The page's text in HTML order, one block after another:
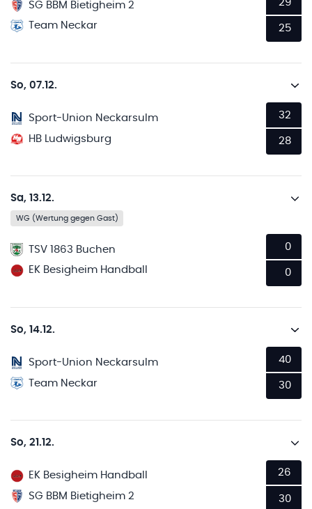
SG BBM Bietigheim 2
Team Neckar
29
25
So, 07.12.
Sport-Union Neckarsulm
HB Ludwigsburg
32
28
Sa, 13.12.
WG (Wertung gegen Gast)
TSV 1863 Buchen
EK Besigheim Handball
0
0
So, 14.12.
Sport-Union Neckarsulm
Team Neckar
40
30
So, 21.12.
EK Besigheim Handball
SG BBM Bietigheim 2
26
30